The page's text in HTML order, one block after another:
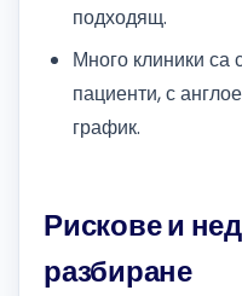
подходящ.
Много клиники са
пациенти, с
график.
Рискове и
разбиране